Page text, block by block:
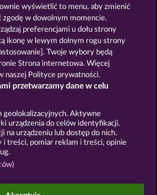
GATES OF PERSIA
Polityka prywatności
FAQ Facebook
o wypłatę
mają przeznaczenie czysto
wyświetlić to menu, aby zmienić
w dowolnym momencie.
preferencjami u dołu strony
ikonę w lewym dolnym rogu strony
Twoje wybory będą
Strona internetowa. Więcej
naszej Polityce prywatności.
przetwarzamy dane w celu
geolokalizacyjnych. Aktywne
urządzenia do celów identyfikacji.
na urządzeniu lub dostęp do nich.
i treści, pomiar reklam i treści, opinie